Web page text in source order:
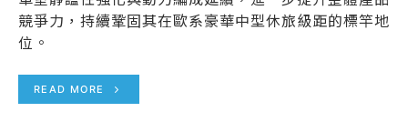
競爭力，持續鞏固其在歐系豪華中型休旅級距的標竿地
位。
READ MORE